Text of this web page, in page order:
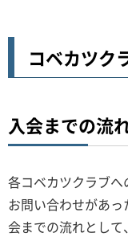
コベカツク
入会までの流
各コベカツクラブ
お問い合わせがあ
会までの流れとして